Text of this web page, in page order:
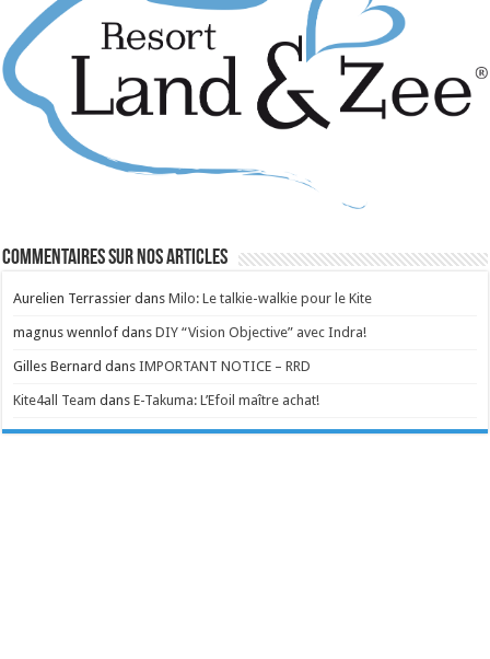
Commentaires sur nos articles
Aurelien Terrassier dansMilo: Le talkie-walkie pour le Kite
magnus wennlof dansDIY “Vision Objective” avec Indra!
Gilles Bernard dansIMPORTANT NOTICE – RRD
Kite4all Team dansE-Takuma: L’Efoil maître achat!